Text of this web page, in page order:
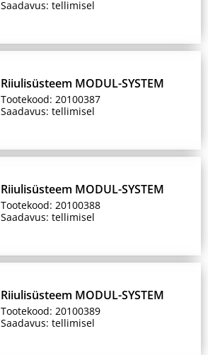
Saadavus: tellimisel
Riiulisüsteem MODUL-SYSTEM
Tootekood: 20100387
Saadavus: tellimisel
Riiulisüsteem MODUL-SYSTEM
Tootekood: 20100388
Saadavus: tellimisel
Riiulisüsteem MODUL-SYSTEM
Tootekood: 20100389
Saadavus: tellimisel